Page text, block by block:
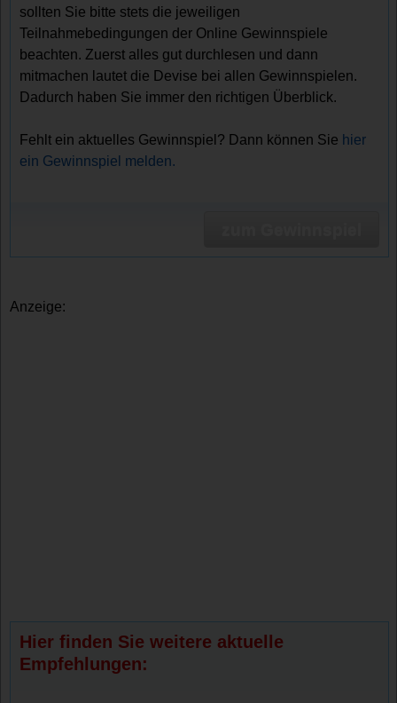
sollten Sie bitte stets die jeweiligen
Teilnahmebedingungen der Online Gewinnspiele
beachten. Zuerst alles gut durchlesen und dann
mitmachen lautet die Devise bei allen Gewinnspielen.
Dadurch haben Sie immer den richtigen Überblick.
Fehlt ein aktuelles Gewinnspiel? Dann können Sie hier
ein Gewinnspiel melden.
Anzeige:
Hier finden Sie weitere aktuelle
Empfehlungen: